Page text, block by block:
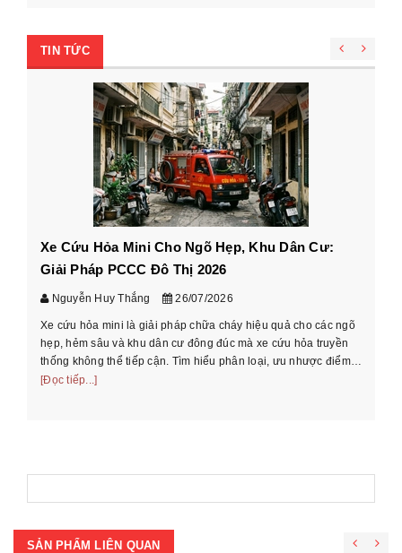
TIN TỨC
Xe Cứu Hỏa Mini Cho Ngõ Hẹp, Khu Dân Cư:
Giải Pháp PCCC Đô Thị 2026
Nguyễn Huy Thắng 26/07/2026
Xe cứu hỏa mini là giải pháp chữa cháy hiệu quả cho các ngõ
hẹp, hẻm sâu và khu dân cư đông đúc mà xe cứu hỏa truyền
thống không thể tiếp cận. Tìm hiểu phân loại, ưu nhược điểm
và cách chọn xe phù ...
[Đọc tiếp...]
SẢN PHẨM LIÊN QUAN